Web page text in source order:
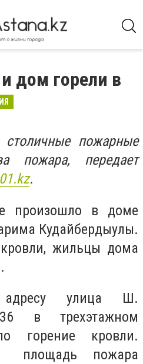
дом горели в
пожарные
пожара, передает
.
произошло в доме
Кудайбердыулы.
жильцы дома
улица Ш.
36 в трехэтажном
горение кровли.
площадь пожара